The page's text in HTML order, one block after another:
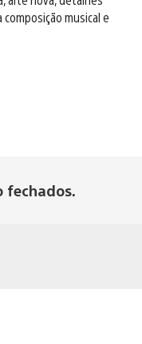
composição musical e
fechados.